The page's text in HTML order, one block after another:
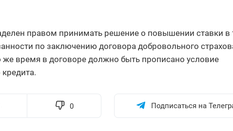
правом принимать решение о повышении ставки в
по заключению договора добровольного
же время в договоре должно быть прописано условие
0 Подписаться на